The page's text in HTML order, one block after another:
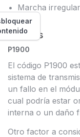
Marcha
Causas
P1900
El código P1900
sistema de
un fallo en el
cual podría estar
interna o un daño
Otro factor a